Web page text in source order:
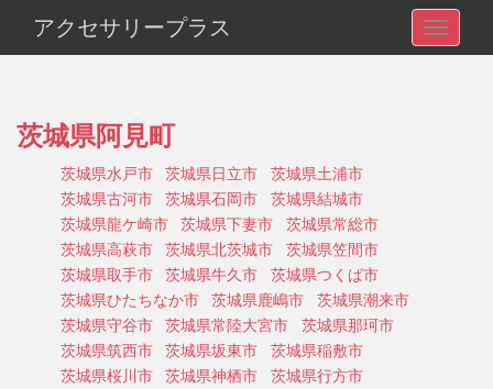
アクセサリープラス
茨城県阿見町
茨城県水戸市 茨城県日立市
茨城県土浦市
茨城県古河市 茨城県石岡市
茨城県結城市
茨城県龍ケ崎市 茨城県下妻市
茨城県常総市
茨城県高萩市 茨城県北茨城市
茨城県笠間市
茨城県取手市 茨城県牛久市
茨城県つくば市
茨城県ひたちなか市 茨城県鹿嶋市
茨城県潮来市
茨城県守谷市 茨城県常陸大宮市
茨城県那珂市
茨城県筑西市 茨城県坂東市
茨城県稲敷市
茨城県桜川市 茨城県神栖市
茨城県行方市